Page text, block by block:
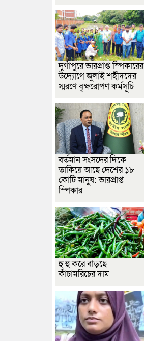
দুর্গাপুরে ভারপ্রাপ্ত স্পিকারের
উদ্যোগে জুলাই শহীদদের
স্মরণে বৃক্ষরোপণ কর্মসূচি
বর্তমান সংসদের দিকে
তাকিয়ে আছে দেশের ১৮
কোটি মানুষ: ভারপ্রাপ্ত
স্পিকার
হু হু করে বাড়ছে
কাঁচামরিচের দাম